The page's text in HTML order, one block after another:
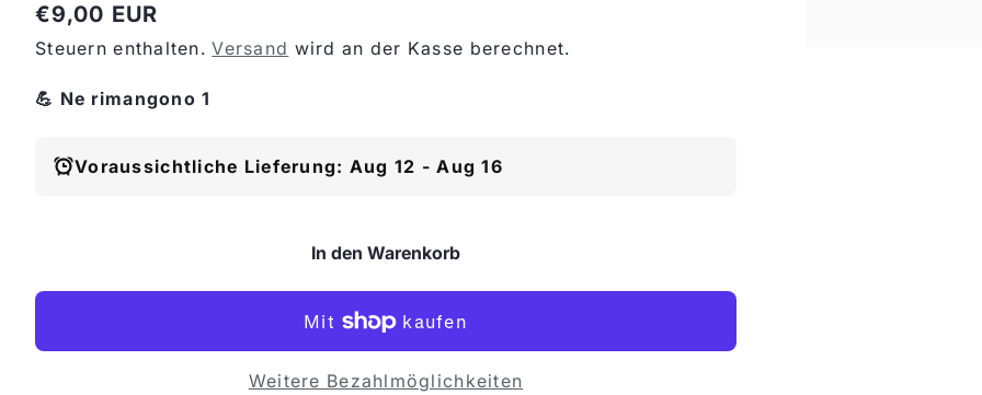
Regulärer
Preis
€9,00 EUR
Steuern enthalten.Versand wird an der Kasse berechnet.
💪 Ne rimangono 1
Voraussichtliche Lieferung: Aug 12 - Aug 16
In den Warenkorb
Weitere Bezahlmöglichkeiten